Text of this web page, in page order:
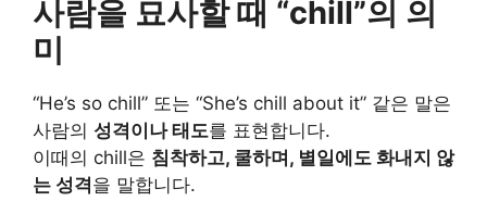
사람을 묘사할 때 “chill”의 의
미
“He’s so chill” 또는 “She’s chill about it” 같은 말은
사람의 성격이나 태도를 표현합니다.
이때의 chill은 침착하고, 쿨하며, 별일에도 화내지 않
는 성격을 말합니다.